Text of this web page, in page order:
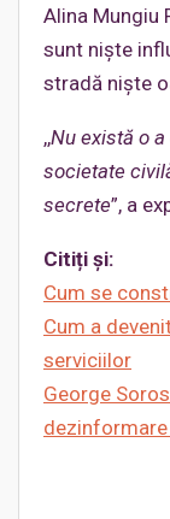
Alina Mungiu
sunt niște
stradă niște
,,Nu există o
societate
secrete”, a
Citiți și:
Cum se
Cum a
serviciilor
George
dezinformare